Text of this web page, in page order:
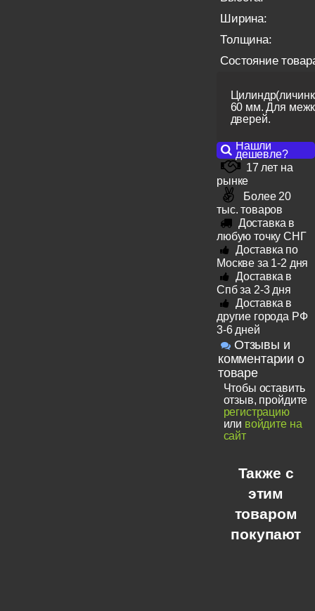
Ширина:
Толщина:
Состояние
60 мм. Для
дверей.
Нашли
дешевле?
17 лет на
рынке
Более 20
тыс. товаров
Доставка в
любую точку СНГ
Доставка по
Москве за 1-2 дня
Доставка в
Спб за 2-3 дня
Доставка в
другие города РФ
3-6 дней
Отзывы и
комментарии о
товаре
Чтобы оставить
отзыв, пройдите
регистрацию
или войдите на
сайт
Также с
этим
товаром
покупают